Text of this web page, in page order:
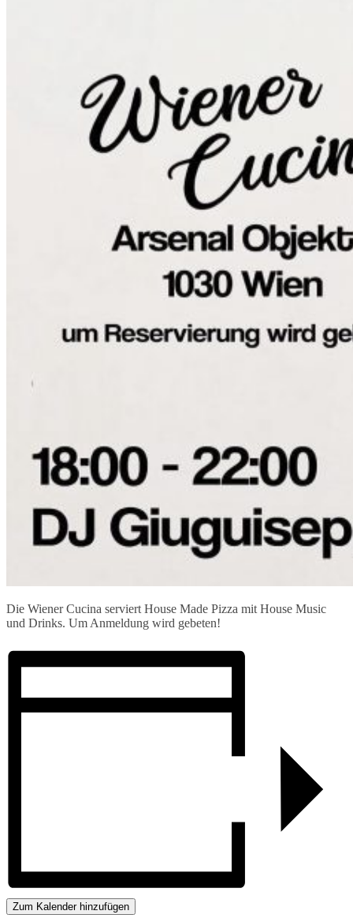
Die Wiener Cucina serviert House Made Pizza mit House Music
und Drinks. Um Anmeldung wird gebeten!
Zum Kalender hinzufügen